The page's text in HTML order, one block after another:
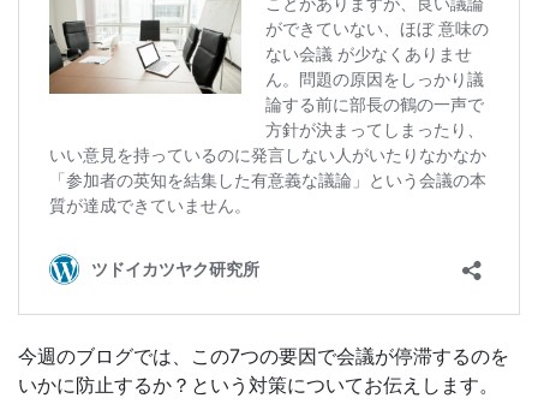
今週のブログでは、この7つの要因で会議が停滞するのを
いかに防止するか？という対策についてお伝えします。